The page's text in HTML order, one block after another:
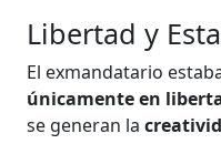
Libertad y
El exmandatario
únicamente en
se generan la